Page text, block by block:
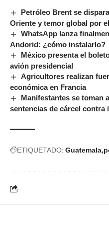
Petróleo Brent se
Oriente y temor global por
WhatsApp lanza
Andorid: ¿cómo instalarlo?
México presenta el
avión presidencial
Agricultores realizan
económica en Francia
Manifestantes se toman
sentencias de cárcel contra
ETIQUETADO: Guatemala